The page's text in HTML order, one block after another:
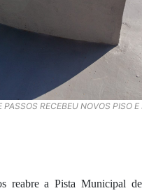
PASSOS RECEBEU NOVOS PISO
reabre a Pista Municipal